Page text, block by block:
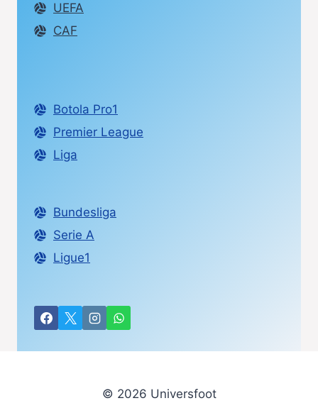
UEFA
CAF
Botola Pro1
Premier League
Liga
Bundesliga
Serie A
Ligue1
© 2026 Universfoot